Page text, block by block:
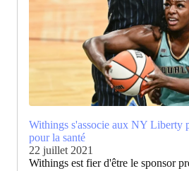
Withings s'associe aux NY Liberty
pour la santé
22 juillet 2021
Withings est fier d'être le sponsor